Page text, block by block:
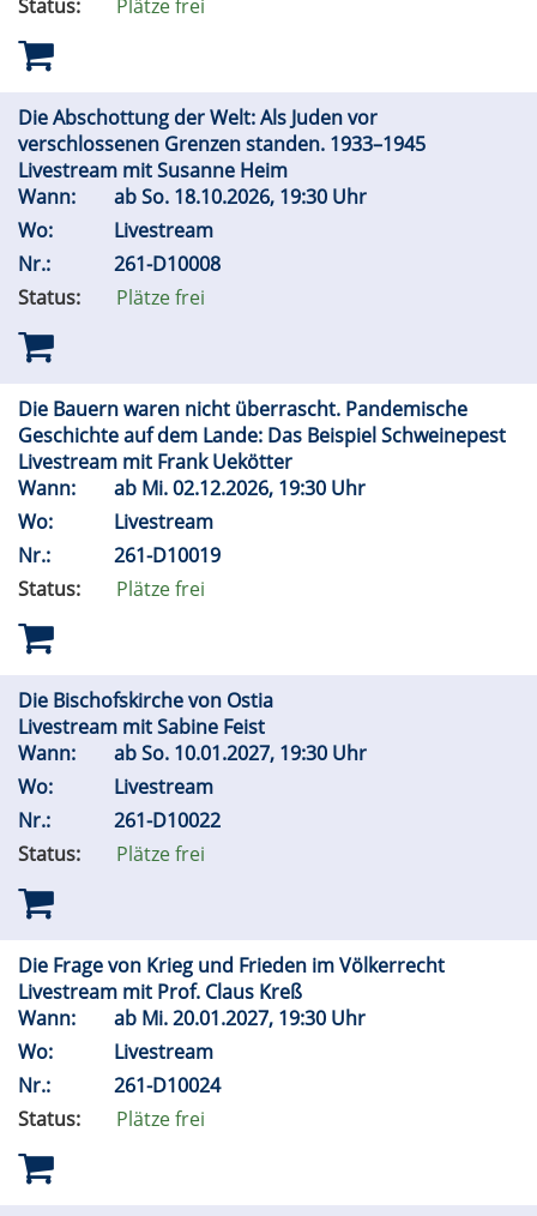
Status: Plätze frei
Die Abschottung der Welt: Als Juden vor
verschlossenen Grenzen standen. 1933–1945
Livestream mit Susanne Heim
Wann:
abSo. 18.10.2026, 19:30 Uhr
Wo:
Livestream
Nr.:
261-D10008
Status:
Plätze frei
Die Bauern waren nicht überrascht. Pandemische
Geschichte auf dem Lande: Das Beispiel Schweinepest
Livestream mit Frank Uekötter
Wann:
ab Mi.02.12.2026, 19:30 Uhr
Wo:
Livestream
Nr.:
261-D10019
Status:
Plätze frei
Die Bischofskirche von Ostia
Livestream mit Sabine Feist
Wann:
abSo. 10.01.2027, 19:30 Uhr
Wo:
Livestream
Nr.:
261-D10022
Status:
Plätze frei
Die Frage von Krieg und Frieden im Völkerrecht
Livestream mit Prof. Claus Kreß
Wann:
ab Mi.20.01.2027, 19:30 Uhr
Wo:
Livestream
Nr.:
261-D10024
Status:
Plätze frei